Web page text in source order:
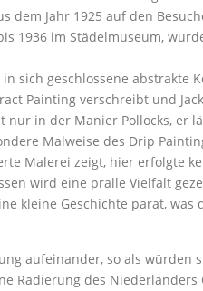
Jahr 1925 auf den
1936 im Städelmuseum,
sich geschlossene abstrakte
Painting verschreibt und
nur in der Manier Pollocks, er
Malweise des Drip
Malerei zeigt, hier erfolgte
wird eine pralle Vielfalt
kleine Geschichte parat, was
aufeinander, so als würden
Radierung des Niederländers